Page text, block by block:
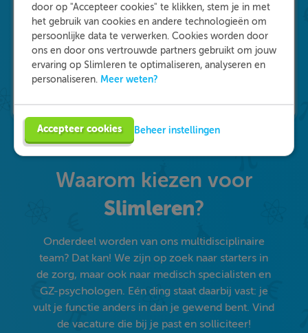
Waarom kiezen voor
Slimleren?
Onderdeel worden van ons multidisciplinaire
team? Dat kan! We zijn op zoek naar starters in
de zorg, maar ook naar medisch specialisten en
GZ-psychologen. Eén ding staat daarbij vast: je
vult je functie anders in dan je gewend bent. Vind
de vacature die bij je past en solliciteer!
door op "Accepteer cookies" te klikken, stem je in met
het gebruik van cookies en andere technologieën om
persoonlijke data te verwerken. Cookies worden door
ons en door ons vertrouwde partners gebruikt om jouw
ervaring op Slimleren te optimaliseren, analyseren en
personaliseren. Meer weten?
Accepteer cookies Beheer instellingen